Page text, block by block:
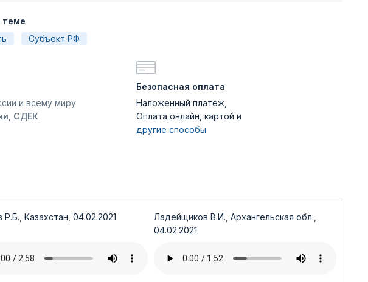
теме
Субъект РФ
и всему миру
СДЕК
Безопасная оплата
Наложенный платеж,
Оплата онлайн, картой и
другие способы
Казахстан, 04.02.2021
Ладейщиков В.И., Архангельская обл.,
04.02.2021